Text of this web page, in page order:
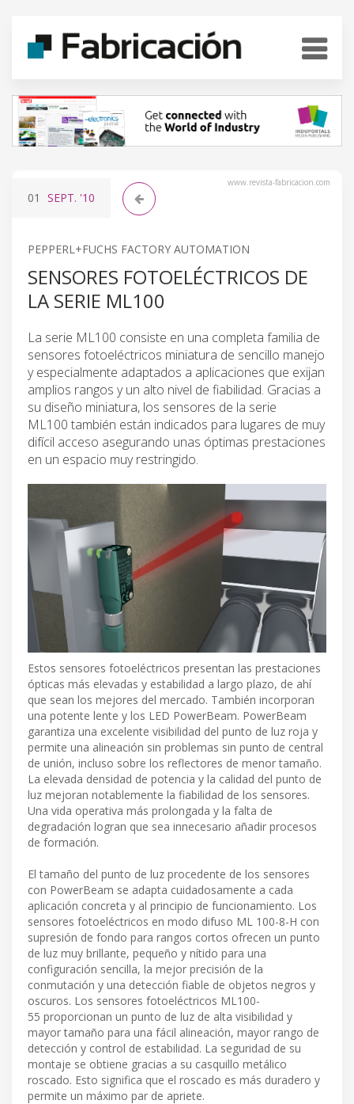
www.revista-fabricacion.com
01 SEPT. '10
PEPPERL+FUCHS FACTORY AUTOMATION
SENSORES FOTOELÉCTRICOS DE
LA SERIE ML100
La serie ML100 consiste en una completa familia de
sensores fotoeléctricos miniatura de sencillo manejo
y especialmente adaptados a aplicaciones que exijan
amplios rangos y un alto nivel de fiabilidad. Gracias a
su diseño miniatura, los sensores de la serie
ML100 también están indicados para lugares de muy
difícil acceso asegurando unas óptimas prestaciones
en un espacio muy restringido.
Estos sensores fotoeléctricos presentan las prestaciones
ópticas más elevadas y estabilidad a largo plazo, de ahí
que sean los mejores del mercado. También incorporan
una potente lente y los LED PowerBeam. PowerBeam
garantiza una excelente visibilidad del punto de luz roja y
permite una alineación sin problemas sin punto de central
de unión, incluso sobre los reflectores de menor tamaño.
La elevada densidad de potencia y la calidad del punto de
luz mejoran notablemente la fiabilidad de los sensores.
Una vida operativa más prolongada y la falta de
degradación logran que sea innecesario añadir procesos
de formación.
El tamaño del punto de luz procedente de los sensores
con PowerBeam se adapta cuidadosamente a cada
aplicación concreta y al principio de funcionamiento. Los
sensores fotoeléctricos en modo difuso ML 100-8-H con
supresión de fondo para rangos cortos ofrecen un punto
de luz muy brillante, pequeño y nítido para una
configuración sencilla, la mejor precisión de la
conmutación y una detección fiable de objetos negros y
oscuros. Los sensores fotoeléctricos ML100-
55 proporcionan un punto de luz de alta visibilidad y
mayor tamaño para una fácil alineación, mayor rango de
detección y control de estabilidad. La seguridad de su
montaje se obtiene gracias a su casquillo metálico
roscado. Esto significa que el roscado es más duradero y
permite un máximo par de apriete.